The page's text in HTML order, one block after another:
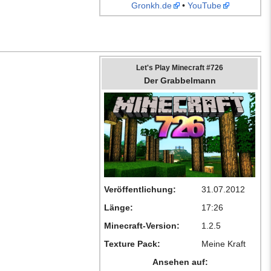
Gronkh.de
• YouTube
Let's Play Minecraft #726
Der Grabbelmann
Veröffentlichung:
31.07.2012
Länge:
17:26
Minecraft-Version:
1.2.5
Texture Pack:
Meine Kraft
Ansehen auf: